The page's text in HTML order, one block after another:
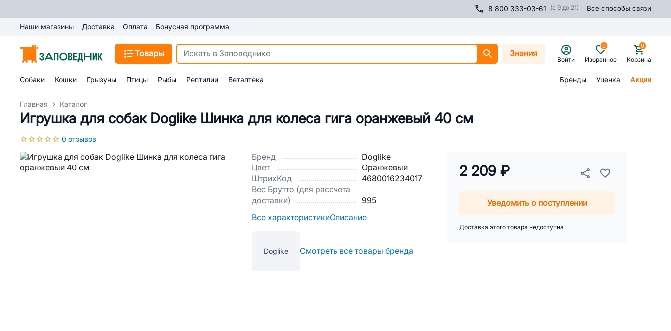
8 800 333-03-61 (с 9 до 21) Все способы связи
Наши магазины Доставка Оплата Бонусная программа
Товары Знания
Войти Избранное
0
Корзина
0
Собаки Кошки Грызуны Птицы Рыбы Рептилии Ветаптека Бренды Уценка Акции
Главная Каталог
Игрушка для собак Doglike Шинка для колеса гига оранжевый 40 см
0 отзывов
Бренд
Doglike
Цвет
Оранжевый
ШтрихКод
4680016234017
Вес Брутто (для рассчета
доставки)
995
Все характеристикиОписание
Doglike Смотреть все товары бренда
2 209 ₽
Уведомить о поступлении
Доставка этого товара недоступна